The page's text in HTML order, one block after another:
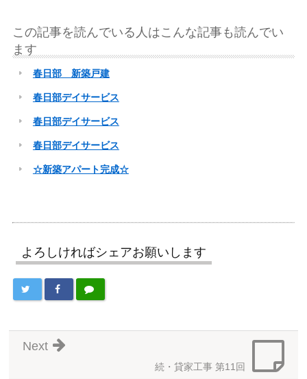
この記事を読んでいる人はこんな記事も読んでい
ます
春日部 新築戸建
春日部デイサービス
春日部デイサービス
春日部デイサービス
☆新築アパート完成☆
よろしければシェアお願いします
続・貸家工事 第11回
Next